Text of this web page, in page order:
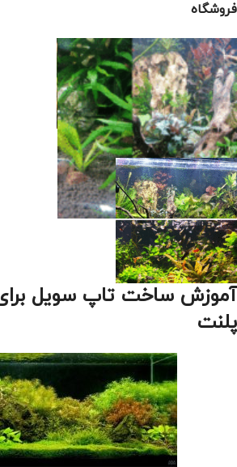
فروشگاه
آموزش ساخت تاپ سویل برای
پلنت